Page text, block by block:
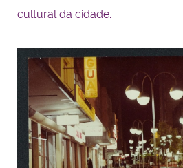
cultural da cidade.